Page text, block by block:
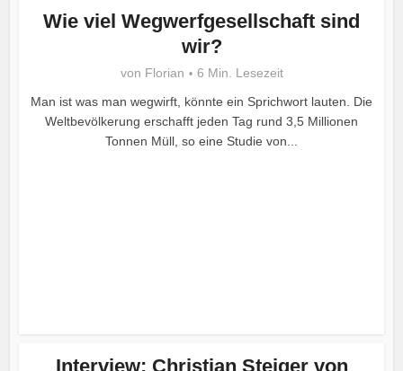
Wie viel Wegwerfgesellschaft sind
wir?
von Florian
6 Min. Lesezeit
Man ist was man wegwirft, könnte ein Sprichwort lauten. Die
Weltbevölkerung erschafft jeden Tag rund 3,5 Millionen
Tonnen Müll, so eine Studie von...
Interview: Christian Steiger von